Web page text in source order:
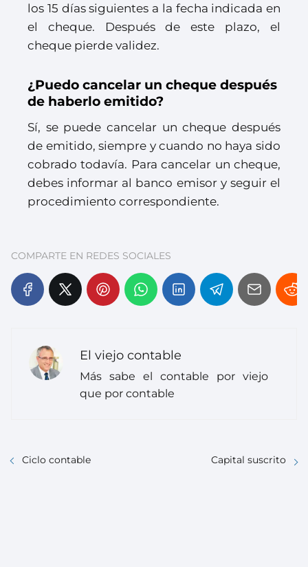
los 15 días siguientes a la fecha indicada en
el cheque. Después de este plazo, el
cheque pierde validez.
¿Puedo cancelar un cheque después
de haberlo emitido?
Sí, se puede cancelar un cheque después
de emitido, siempre y cuando no haya sido
cobrado todavía. Para cancelar un cheque,
debes informar al banco emisor y seguir el
procedimiento correspondiente.
COMPARTE EN REDES SOCIALES
El viejo contable
Más sabe el contable por viejo
que por contable
Ciclo contable Capital suscrito